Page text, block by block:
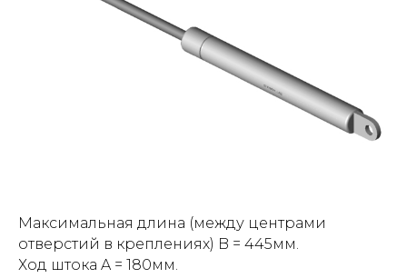
Максимальная длина (между центрами
отверстий в креплениях) B = 445мм.
Ход штока A = 180мм.